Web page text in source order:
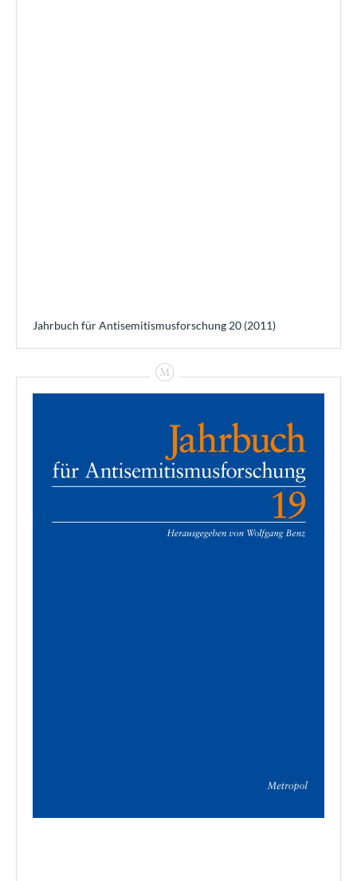
Jahrbuch für Antisemitismusforschung 20 (2011)